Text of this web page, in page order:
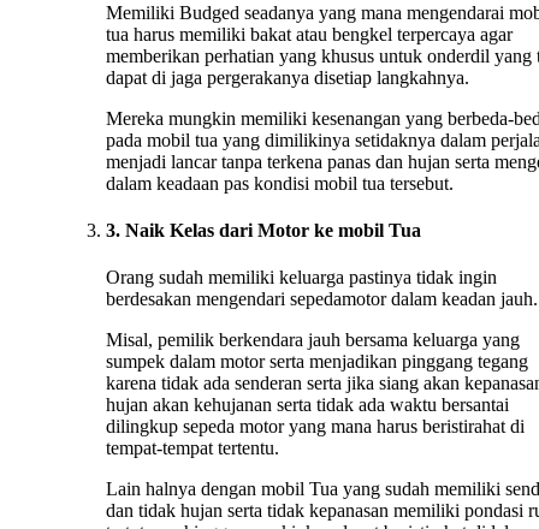
Memiliki Budged seadanya yang mana mengendarai
tua harus memiliki bakat atau bengkel terpercaya agar
memberikan perhatian yang khusus untuk onderdil yang
dapat di jaga pergerakanya disetiap langkahnya.
Mereka mungkin memiliki kesenangan yang berbeda-
pada mobil tua yang dimilikinya setidaknya dalam
menjadi lancar tanpa terkena panas dan hujan serta
dalam keadaan pas kondisi mobil tua tersebut.
3. Naik Kelas dari Motor ke mobil Tua
Orang sudah memiliki keluarga pastinya tidak ingin
berdesakan mengendari sepedamotor dalam keadan jauh.
Misal, pemilik berkendara jauh bersama keluarga yang
sumpek dalam motor serta menjadikan pinggang tegang
karena tidak ada senderan serta jika siang akan
hujan akan kehujanan serta tidak ada waktu bersantai
dilingkup sepeda motor yang mana harus beristirahat di
tempat-tempat tertentu.
Lain halnya dengan mobil Tua yang sudah memiliki
dan tidak hujan serta tidak kepanasan memiliki pondasi